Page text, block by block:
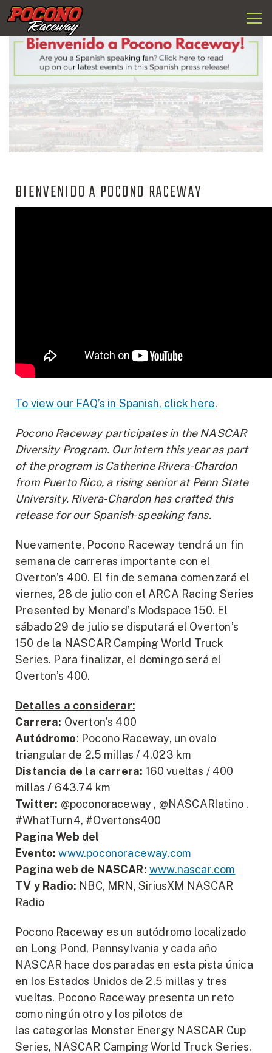
Pocono
Raceway
BIENVENIDO A POCONO RACEWAY
To view our FAQ’s in Spanish, click here.
Pocono Raceway participates in the NASCAR
Diversity Program. Our intern this year as part
of the program is Catherine Rivera-Chardon
from Puerto Rico, a rising senior at Penn State
University. Rivera-Chardon has crafted this
release for our Spanish-speaking fans.
Nuevamente, Pocono Raceway tendrá un fin
semana de carreras importante con el
Overton’s 400. El fin de semana comenzará el
viernes, 28 de julio con el ARCA Racing Series
Presented by Menard’s Modspace 150. El
sábado 29 de julio se disputará el Overton’s
150 de la NASCAR Camping World Truck
Series. Para finalizar, el domingo será el
Overton’s 400.
Detalles a considerar:
Carrera: Overton’s 400
Autódromo: Pocono Raceway, un ovalo
triangular de 2.5 millas / 4.023 km
Distancia de la carrera: 160 vueltas / 400
millas / 643.74 km
Twitter: @poconoraceway , @NASCARlatino ,
#WhatTurn4, #Overtons400
Pagina Web del
Evento: www.poconoraceway.com
Pagina web de NASCAR: www.nascar.com
TV y Radio: NBC, MRN, SiriusXM NASCAR
Radio
Pocono Raceway es un autódromo localizado
en Long Pond, Pennsylvania y cada año
NASCAR hace dos paradas en esta pista única
en los Estados Unidos de 2.5 millas y tres
vueltas. Pocono Raceway presenta un reto
como ningún otro y los pilotos de
las categorías Monster Energy NASCAR Cup
Series, NASCAR Camping World Truck Series,